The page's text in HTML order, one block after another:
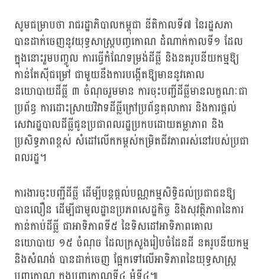
សូមជម្រាបថា រាជរដ្ឋាភិបាលកម្ពុជា នីតិកាលទី៧ នៃរដ្ឋសភា
បានដាក់ចេញនូវយុទ្ធសាស្រ្តបញ្ចកោណ ដំណាក់កាលទី១ ដែល
ក្នុងនោះរួមបញ្ចូល ការធ្វើកំណែទម្រង់ដីធ្លី និងនគរូបនីយកម្មឱ្យ
កាន់តែស៊ីជម្រៅ ជាមួយនឹងការបង្កើតឱ្យមាននូវគោល
នយោបាយដីធ្លី ៣ ចំណុចរួមមាន ការចុះបញ្ជីដីធ្លីមានលក្ខណៈជា
ប្រព័ន្ធ ការដោះស្រាយវិវាទដីធ្លីក្រៅប្រព័ន្ធតុលាការ និងការផ្ដល់
សេវារដ្ឋបាលដីធ្លីជូនប្រជាពលរដ្ឋប្រកបដោយតម្លាភាព និង
ប្រសិទ្ធភាពខ្ពស់ សំដៅលើកកម្ពស់កម្រិតជីវភាពរស់នៅរបស់ប្រជា
ពលរដ្ឋ។
ការងារចុះបញ្ជីដីធ្លី ដើម្បីបន្តផ្តល់បណ្ណកម្មសិទ្ធិដល់ប្រជាជនឱ្យ
បានលឿន ដើម្បីជាមូលដ្ឋានប្រភពសេដ្ឋកិច្ច និងសុវត្ថិភាពនៃការ
កាន់កាប់ដីធ្លី ជាអាទិភាពទី៥ នៃទិសដៅអាទិភាពគោល
នយោបាយ ១៥ ចំណុច ដែលក្រសួងរៀបចំដែនដី នគរូបនីយកម្ម
និងសំណង់ បានដាក់ចេញ ផ្អែកទៅលើអាទិភាពនៃយុទ្ធសាស្រ្ត